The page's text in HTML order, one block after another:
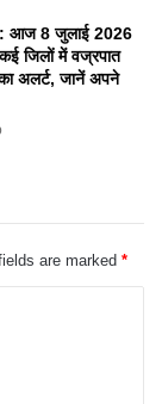
: आज 8 जुलाई 2026
जिलों में वज्रपात
का अलर्ट, जानें अपने
are marked *